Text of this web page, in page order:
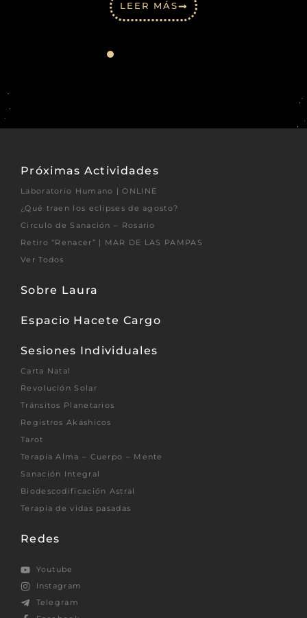
LEER MÁS
Próximas Actividades
Laboratorio Humano | ONLINE
¿Qué traen los eclipses de agosto?
Circulo de Sanación – Rosario
Retiro “Renacer” | MAR DE LAS PAMPAS
Ver Todos
Sobre Laura
Espacio Hacete Cargo
Sesiones Individuales
Carta Natal
Revolución Solar
Tránsitos Planetarios
Registros Akáshicos
Tarot
Terapia Alma – Cuerpo – Mente
Sanación Integral
Biodescodificación Astral
Terapia de vidas pasadas
Redes
Youtube
Instagram
Telegram